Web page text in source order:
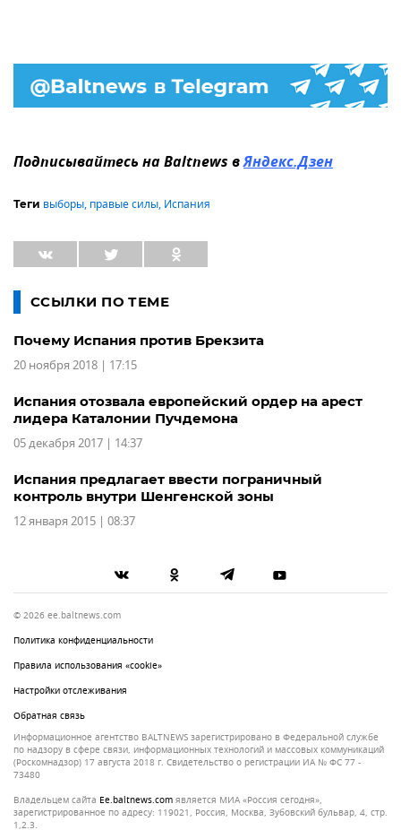
Подписывайтесь на Baltnews вЯндекс.Дзен
Теги выборы, правые силы, Испания
ССЫЛКИ ПО ТЕМЕ
Почему Испания против Брекзита
20 ноября 2018 | 17:15
Испания отозвала европейский ордер на арест
лидера Каталонии Пучдемона
05 декабря 2017 | 14:37
Испания предлагает ввести пограничный
контроль внутри Шенгенской зоны
12 января 2015 | 08:37
© 2026 ee.baltnews.com
Политика конфиденциальности
Правила использования «cookie»
Настройки отслеживания
Обратная связь
Информационное агентство BALTNEWS зарегистрировано в Федеральной службе
по надзору в сфере связи, информационных технологий и массовых коммуникаций
(Роскомнадзор) 17 августа 2018 г. Свидетельство о регистрации ИА № ФС 77 -
73480
Владельцем сайта
ee.baltnews.com является МИА «Россия сегодня»,
зарегистрированное по адресу: 119021, Россия, Москва, Зубовский бульвар, 4, стр.
1,2.3.